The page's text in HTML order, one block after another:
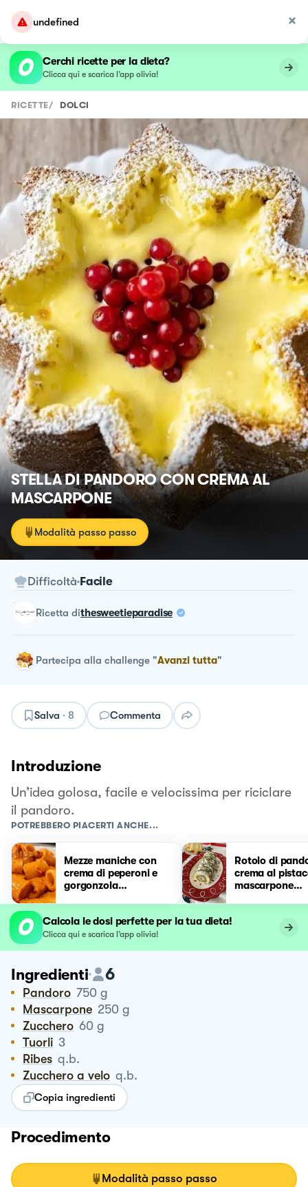
undefined
Cerchi ricette per la dieta?
Clicca qui e scarica l’app olivia!
RICETTE/ DOLCI
STELLA DI PANDORO CON CREMA AL
MASCARPONE
Modalità passo passo
Difficoltà Facile
ricetta dithesweetieparadise
Partecipa alla challenge "Avanzi tutta"
Salva · 8 Commenta
Introduzione
Un’idea golosa, facile e velocissima per riciclare
il pandoro.
POTREBBERO PIACERTI ANCHE...
Mezze maniche con
crema di peperoni e
gorgonzola
Rotolo di
crema al
mascarpone
Calcola le dosi perfette per la tua dieta!
Clicca qui e scarica l’app olivia!
Ingredienti 6
Pandoro 750 g
Mascarpone 250 g
Zucchero 60 g
Tuorli 3
Ribes q.b.
Zucchero a velo q.b.
Copia ingredienti
Procedimento
Modalità passo passo